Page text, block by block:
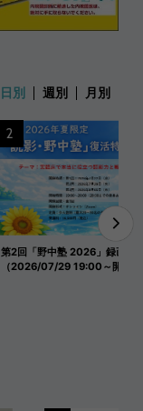
日別 週別 月別
第2回「野中塾 2026」録画映
（2026/07/29 19:00～開催）
2